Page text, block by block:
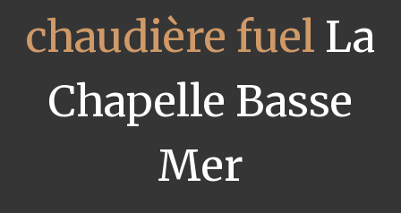
chaudière fuel La
Chapelle Basse
Mer